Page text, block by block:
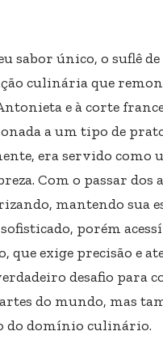
sabor único, o suflê
culinária que
e à corte
a um tipo de
era servido como
Com o passar dos
mantendo sua
porém
que exige precisão e
desafio para
do mundo, mas
do domínio culinário.